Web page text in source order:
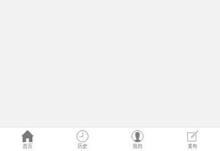
首页 历史 我的 发布